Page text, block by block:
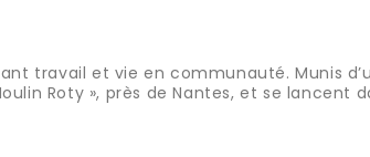
travail et vie en communauté. Munis
Roty », près de Nantes, et se lancent